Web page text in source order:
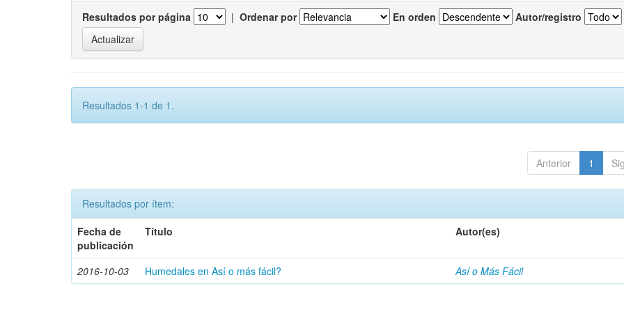
Resultados por página | Ordenar por En orden Autor/registro
Resultados 1-1 de 1.
Anterior 1
Resultados por ítem:
Fecha de
publicación
Título Autor(es)
2016-10-03 Humedales en Así o más fácil? Así o Más Fácil